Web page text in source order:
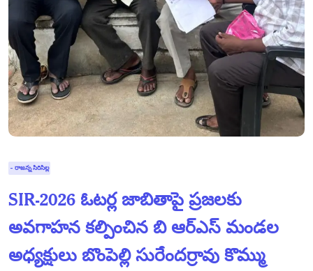
- రాజన్న సిరిసిల్ల
SIR-2026 ఓటర్ల జాబితాపై ప్రజలకు
అవగాహన కల్పించిన బి ఆర్ఎస్ మండల
అధ్యక్షులు బొంపెల్లి సురేందర్రావు కొమ్ము